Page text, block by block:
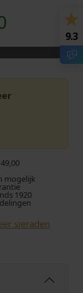
H
u
i
d
g
e
p
r
mogelijk
1920
sieraden
9.3